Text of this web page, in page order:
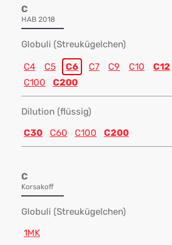
C
HAB 2018
Globuli (Streukügelchen)
C4 C5 C6 C7 C9 C10 C12
C100
C200
Dilution (flüssig)
C30
C60 C100 C200
C
Korsakoff
Globuli (Streukügelchen)
1MK